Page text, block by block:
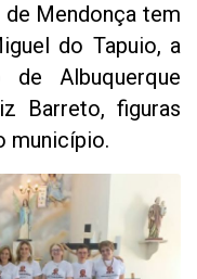
Mendonça tem
do Tapuio, a
Albuquerque
Barreto, figuras
município.